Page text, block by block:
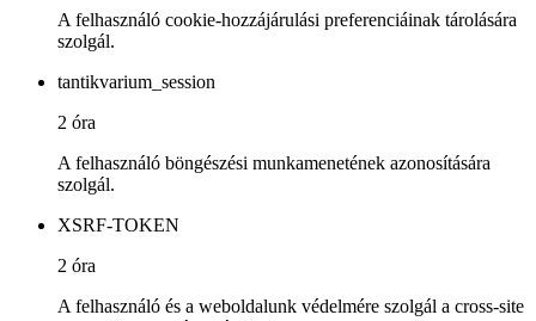
A felhasználó cookie-hozzájárulási preferenciáinak tárolására
szolgál.
tantikvarium_session
2 óra
A felhasználó böngészési munkamenetének azonosítására
szolgál.
XSRF-TOKEN
2 óra
A felhasználó és a weboldalunk védelmére szolgál a cross-site